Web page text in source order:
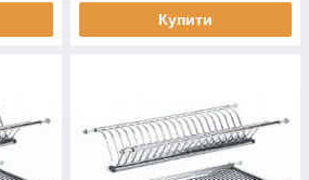
Купити